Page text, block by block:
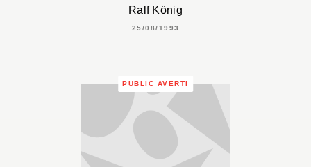
Ralf König
25/08/1993
PUBLIC AVERTI